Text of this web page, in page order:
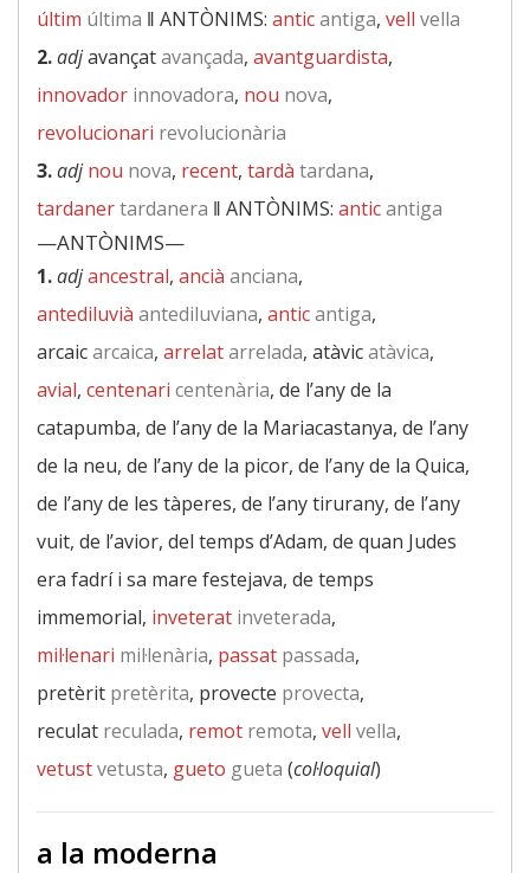
últim última ‖ ANTÒNIMS: anticantiga, vell vella
2.adjavançatavançada, avantguardista,
innovador innovadora, nou nova,
revolucionari revolucionària
3.adj nou nova, recent, tardà tardana,
tardanertardanera ‖ ANTÒNIMS: anticantiga
—ANTÒNIMS—
1.adjancestral, ancià anciana,
antediluvià antediluviana, anticantiga,
arcaicarcaica, arrelatarrelada, atàvicatàvica,
avial, centenari centenària, de l’any de la
catapumba, de l’any de la Mariacastanya, de l’any
de la neu, de l’any de la picor, de l’any de la Quica,
de l’any de les tàperes, de l’any tirurany, de l’any
vuit, de l’avior, del temps d’Adam, de quan Judes
era fadrí i sa mare festejava, de temps
immemorial, inveterat inveterada,
mil·lenari mil·lenària, passat passada,
pretèrit pretèrita, provecte provecta,
reculat reculada, remot remota, vell vella,
vetustvetusta, gueto gueta (col·loquial)
a la moderna